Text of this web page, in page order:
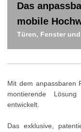
Das
mobile
Türen, Fenster und
Mit dem anpassbaren
montierende
entwickelt.
Das exklusive,